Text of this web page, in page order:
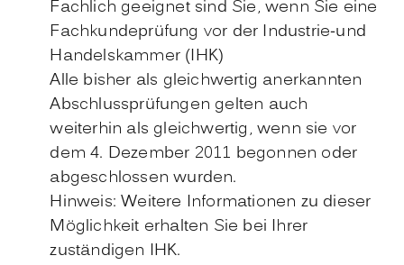
Fachlich geeignet sind Sie, wenn Sie eine
Fachkundeprüfung vor der Industrie-und
Handelskammer (IHK)
Alle bisher als gleichwertig anerkannten
Abschlussprüfungen gelten auch
weiterhin als gleichwertig, wenn sie vor
dem 4. Dezember 2011 begonnen oder
abgeschlossen wurden.
Hinweis: Weitere Informationen zu dieser
Möglichkeit erhalten Sie bei Ihrer
zuständigen IHK.